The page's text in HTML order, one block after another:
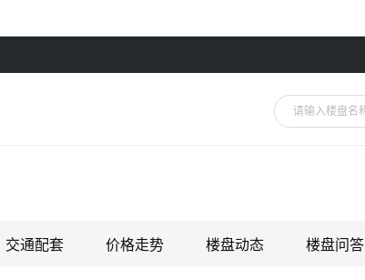
交通配套 价格走势 楼盘动态 楼盘问答